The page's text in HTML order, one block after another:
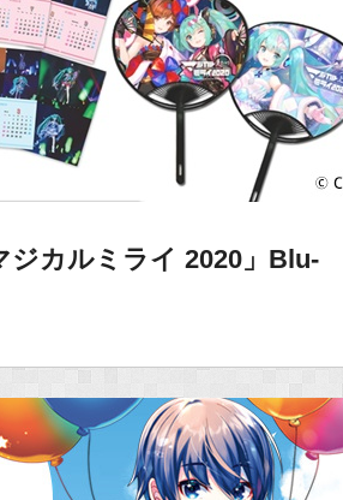
ジカルミライ 2020」Blu-